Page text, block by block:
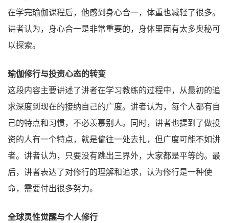
在学完瑜伽课程后，他感到身心合一，体重也减轻了很多。
讲者认为，身心合一是非常重要的，身体里面有太多奥秘可
以探索。
瑜伽修行与投资心态的转变
这段内容主要讲述了讲者在学习教练的过程中，从最初的追
求深度到现在的接纳自己的广度。讲者认为，每个人都有自
己的特点和习惯，不必羡慕别人。同时，讲者也提到了做投
资的人有一个特点，就是偏往一处去扎，但广度可能不如讲
者。讲者认为，只要没有跳出三界外，大家都是平等的。最
后，讲者表达了对修行的理解和追求，认为修行是一种使
命，需要付出很多努力。
全球灵性觉醒与个人修行